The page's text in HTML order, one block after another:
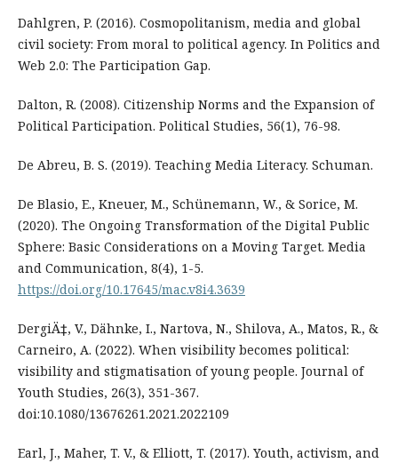
Dahlgren, P. (2016). Cosmopolitanism, media and global
civil society: From moral to political agency. In Politics and
Web 2.0: The Participation Gap.
Dalton, R. (2008). Citizenship Norms and the Expansion of
Political Participation. Political Studies, 56(1), 76-98.
De Abreu, B. S. (2019). Teaching Media Literacy. Schuman.
De Blasio, E., Kneuer, M., Schünemann, W., & Sorice, M.
(2020). The Ongoing Transformation of the Digital Public
Sphere: Basic Considerations on a Moving Target. Media
and Communication, 8(4), 1-5.
https://doi.org/10.17645/mac.v8i4.3639
DergiÄ‡, V., Dähnke, I., Nartova, N., Shilova, A., Matos, R., &
Carneiro, A. (2022). When visibility becomes political:
visibility and stigmatisation of young people. Journal of
Youth Studies, 26(3), 351-367.
doi:10.1080/13676261.2021.2022109
Earl, J., Maher, T. V., & Elliott, T. (2017). Youth, activism, and